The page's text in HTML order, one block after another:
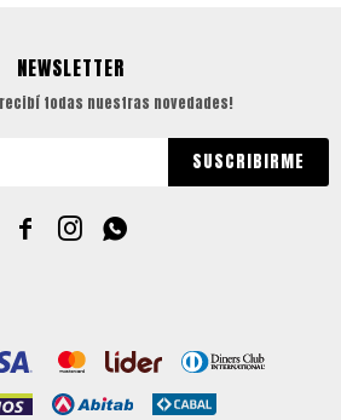
NEWSLETTER
todas nuestras novedades!
SUSCRIBIRME
  